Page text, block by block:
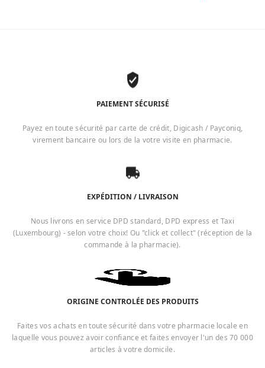
PAIEMENT SÉCURISÉ
Payez en toute sécurité par carte de crédit, Digicash / Payconiq,
virement bancaire ou lors de la votre visite en pharmacie.
EXPÉDITION / LIVRAISON
Nous livrons en service DPD standard, DPD express et Taxi
(Luxembourg) - selon votre choix! Ou "click et collect" (réception de la
commande à la pharmacie).
ORIGINE CONTROLÉE DES PRODUITS
Faites vos achats en toute sécurité dans votre pharmacie locale en
laquelle vous pouvez avoir confiance et faites envoyer l'un des 70 000
articles à votre domicile.